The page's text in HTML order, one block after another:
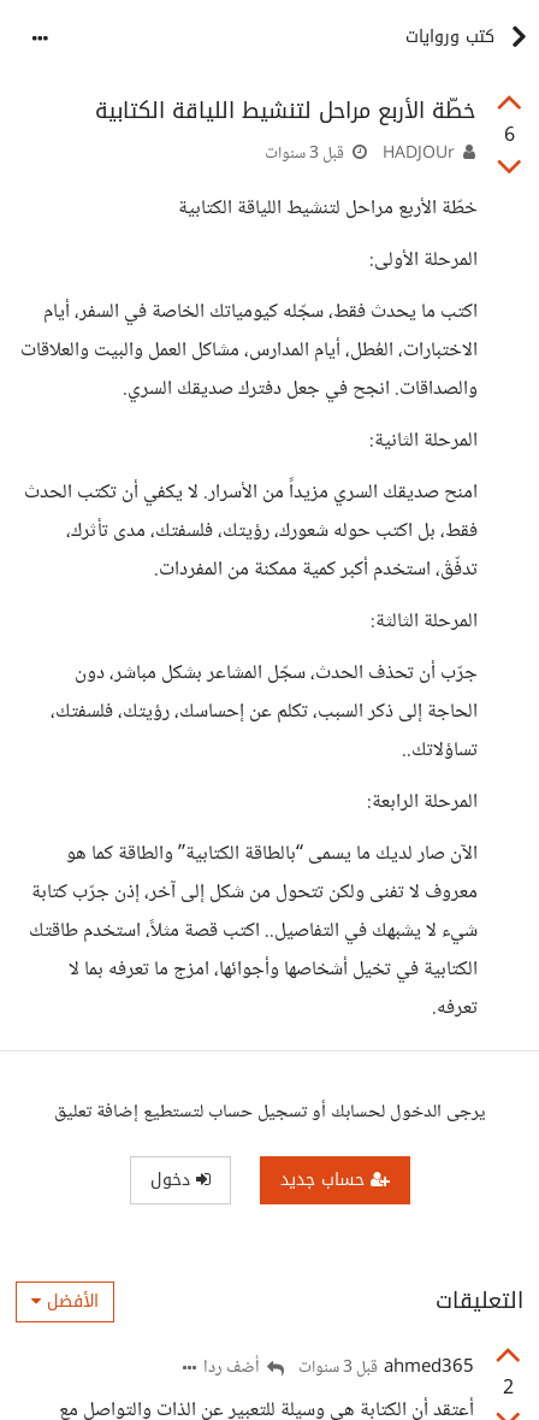
كتب وروايات
6
خطّة الأربع مراحل لتنشيط اللياقة الكتابية
قبل 3 سنوات
خطّة الأربع مراحل لتنشيط اللياقة الكتابية
المرحلة الأولى:
اكتب ما يحدث فقط، سجّله كيومياتك الخاصة في السفر، أيام
الاختبارات، العُطل، أيام المدارس، مشاكل العمل والبيت والعلاقات
والصداقات. انجح في جعل دفترك صديقك السري.
المرحلة الثانية:
امنح صديقك السري مزيداً من الأسرار. لا يكفي أن تكتب الحدث
فقط، بل اكتب حوله شعورك، رؤيتك، فلسفتك، مدى تأثرك،
تدفّقْ، استخدم أكبر كمية ممكنة من المفردات.
المرحلة الثالثة:
جرّب أن تحذف الحدث، سجّل المشاعر بشكل مباشر، دون
الحاجة إلى ذكر السبب، تكلم عن إحساسك، رؤيتك، فلسفتك،
تساؤلاتك..
المرحلة الرابعة:
الآن صار لديك ما يسمى “بالطاقة الكتابية” والطاقة كما هو
معروف لا تفنى ولكن تتحول من شكل إلى آخر، إذن جرّب كتابة
شيء لا يشبهك في التفاصيل.. اكتب قصة مثلاً، استخدم طاقتك
الكتابية في تخيل أشخاصها وأجوائها، امزج ما تعرفه بما لا
تعرفه.
يرجى الدخول لحسابك أو تسجيل حساب لتستطيع إضافة تعليق
حساب جديد دخول
التعليقات الأفضل
2
ahmed365 قبل 3 سنوات أضف ردا
أعتقد أن الكتابة هي وسيلة للتعبير عن الذات والتواصل مع